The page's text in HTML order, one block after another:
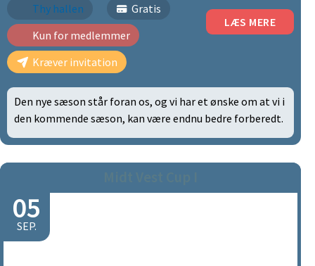
Thy hallen
Gratis
Kun for medlemmer
Kræver invitation
LÆS MERE
Den nye sæson står foran os, og vi har et ønske om at vi i
den kommende sæson, kan være endnu bedre forberedt.
05
SEP.